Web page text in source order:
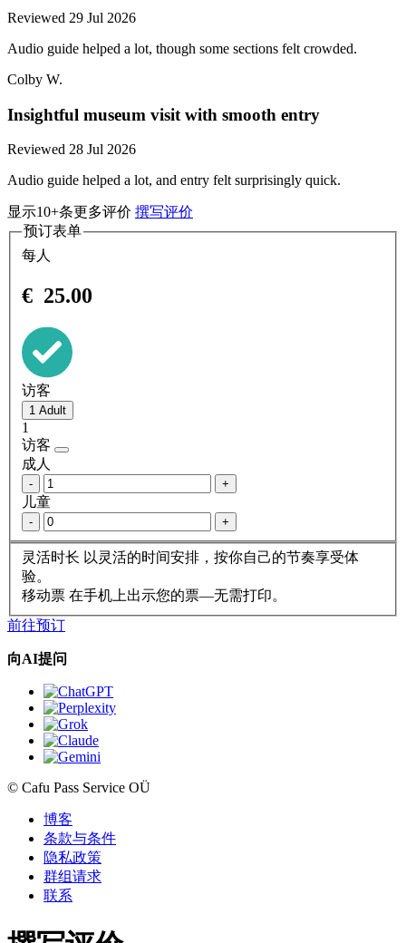
Reviewed 29 Jul 2026
Audio guide helped a lot, though some sections felt crowded.
Colby W.
Insightful museum visit with smooth entry
Reviewed 28 Jul 2026
Audio guide helped a lot, and entry felt surprisingly quick.
显示10+条更多评价 撰写评价
预订表单
每人
€ 25.00
访客
1
访客
成人
- +
儿童
- +
灵活时长 以灵活的时间安排，按你自己的节奏享受体
验。
移动票 在手机上出示您的票—无需打印。
前往预订
向AI提问
© Cafu Pass Service OÜ
博客
条款与条件
隐私政策
群组请求
联系